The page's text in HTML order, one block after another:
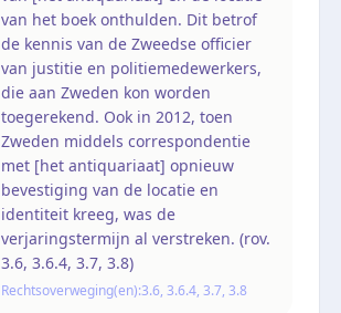
van het boek onthulden. Dit betrof
de kennis van de Zweedse officier
van justitie en politiemedewerkers,
die aan Zweden kon worden
toegerekend. Ook in 2012, toen
Zweden middels correspondentie
met [het antiquariaat] opnieuw
bevestiging van de locatie en
identiteit kreeg, was de
verjaringstermijn al verstreken. (rov.
3.6, 3.6.4, 3.7, 3.8)
Rechtsoverweging(en):3.6, 3.6.4, 3.7, 3.8